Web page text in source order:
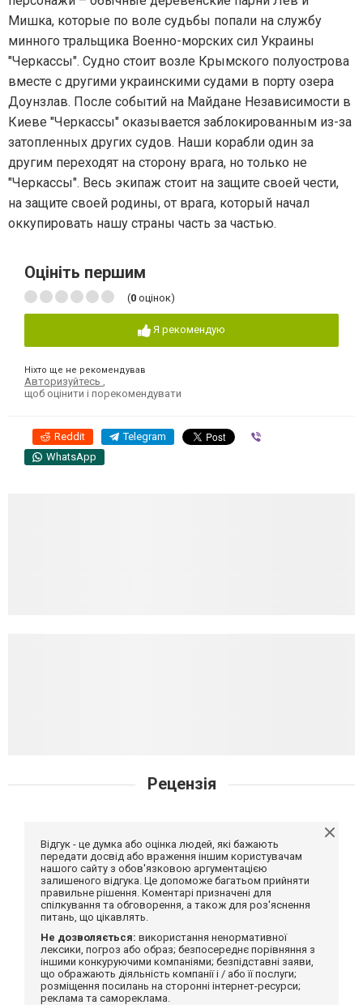
Мишка, которые по воле судьбы попали на службу
минного тральщика Военно-морских сил Украины
"Черкассы". Судно стоит возле Крымского полуострова
вместе с другими украинскими судами в порту озера
Доунзлав. После событий на Майдане Независимости в
Киеве "Черкассы" оказывается заблокированным из-за
затопленных других судов. Наши корабли один за
другим переходят на сторону врага, но только не
"Черкассы". Весь экипаж стоит на защите своей чести,
на защите своей родины, от врага, который начал
оккупировать нашу страны часть за частью.
Оцініть першим
(0 оцінок)
Я рекомендую
Ніхто ще не рекомендував
Авторизуйтесь
щоб оцінити і порекомендувати
Reddit Telegram
WhatsApp
Рецензія
Відгук - це думка або оцінка людей, які бажають
передати досвід або враження іншим користувачам
нашого сайту з обов'язковою аргументацією
залишеного відгука. Це допоможе багатьом прийняти
правильне рішення. Коментарі призначені для
спілкування та обговорення, а також для роз'яснення
питань, що цікавлять.
Не дозволяється: використання ненормативної
лексики, погроз або образ; безпосереднє порівняння з
іншими конкуруючими компаніями; безпідставні заяви,
що ображають діяльність компанії і / або її послуги;
розміщення посилань на сторонні інтернет-ресурси;
реклама та самореклама.